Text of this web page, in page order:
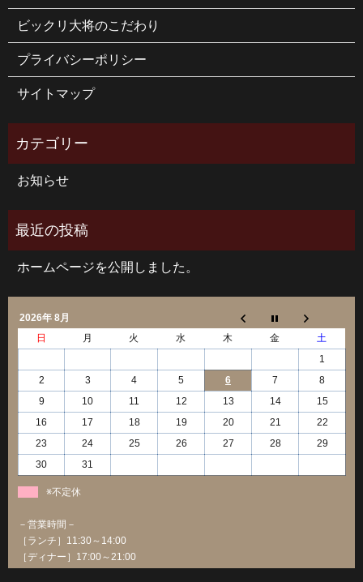
ビックリ大将のこだわり
プライバシーポリシー
サイトマップ
お知らせ
ホームページを公開しました。
2026年 8月
日
月 火 水 木 金
土
1
2
3 4 5 6 7
8
9
10 11 12 13 14
15
16
17 18 19 20 21
22
23
24 25 26 27 28
29
30
31
※不定休
－営業時間－
［ランチ］11:30～14:00
［ディナー］17:00～21:00